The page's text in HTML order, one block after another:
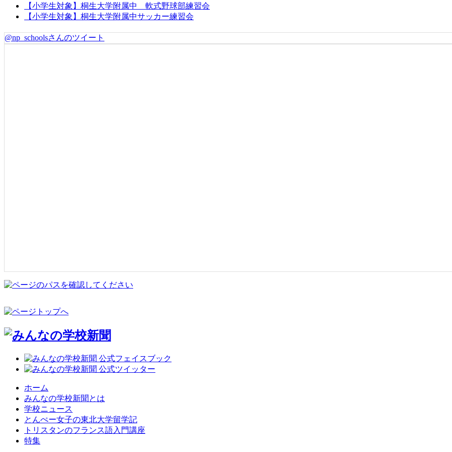
【小学生対象】桐生大学附属中 軟式野球部練習会
【小学生対象】桐生大学附属中サッカー練習会
@np_schoolsさんのツイート
ホーム
みんなの学校新聞とは
学校ニュース
とんぺー女子の東北大学留学記
トリスタンのフランス語入門講座
特集